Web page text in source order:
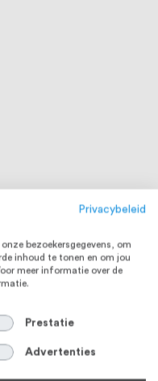
Privacybeleid
bezoekersgegevens, om
inhoud te tonen en om jou
meer informatie over de
Prestatie
Advertenties